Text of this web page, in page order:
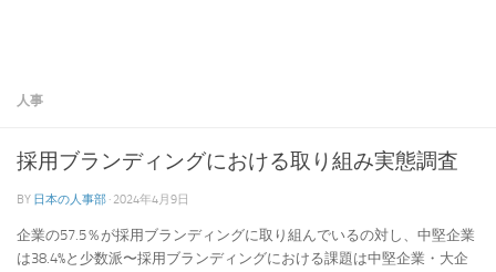
人事
採用ブランディングにおける取り組み実態調査
BY 日本の人事部 · 2024年4月9日
企業の57.5％が採用ブランディングに取り組んでいるの対し、中堅企業
は38.4%と少数派〜採用ブランディングにおける課題は中堅企業・大企